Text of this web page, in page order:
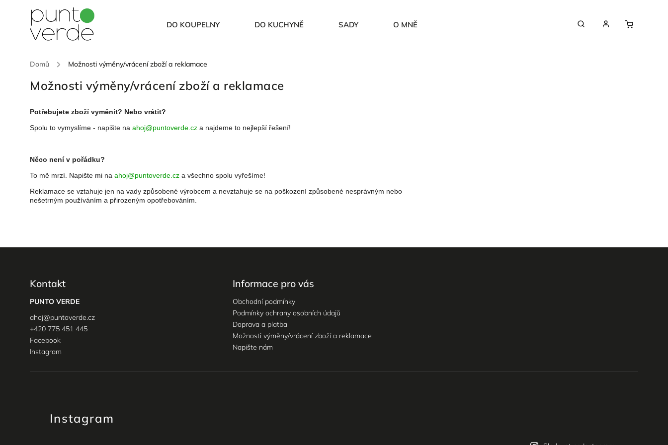
DO KOUPELNY DO KUCHYNĚ SADY O MNĚ
Domů / Možnosti výměny/vrácení zboží a reklamace
Možnosti výměny/vrácení zboží a reklamace
Potřebujete zboží vyměnit? Nebo vrátit?
Spolu to vymyslíme - napište na ahoj@puntoverde.cz a najdeme to nejlepší řešení!
Něco není v pořádku?
To mě mrzí. Napište mi na ahoj@puntoverde.cz a všechno spolu vyřešíme!
Reklamace se vztahuje jen na vady způsobené výrobcem a nevztahuje se na poškození způsobené nesprávným nebo
nešetrným používáním a přirozeným opotřebováním.
Kontakt
PUNTO VERDE
ahoj@puntoverde.cz
+420 775 451 445
Facebook
Instagram
Informace pro vás
Obchodní podmínky
Podmínky ochrany osobních údajů
Doprava a platba
Možnosti výměny/vrácení zboží a reklamace
Napište nám
Instagram